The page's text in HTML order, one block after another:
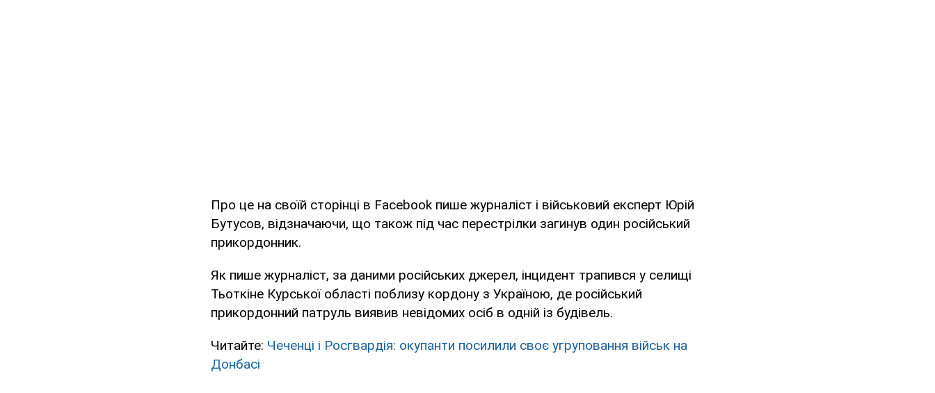
Про це на своїй сторінці в Facebook пише журналіст і військовий експерт Юрій
Бутусов, відзначаючи, що також під час перестрілки загинув один російський
прикордонник.
Як пише журналіст, за даними російських джерел, інцидент трапився у селищі
Тьоткіне Курської області поблизу кордону з Україною, де російський
прикордонний патруль виявив невідомих осіб в одній із будівель.
Читайте: Чеченці і Росгвардія: окупанти посилили своє угруповання військ на
Донбасі